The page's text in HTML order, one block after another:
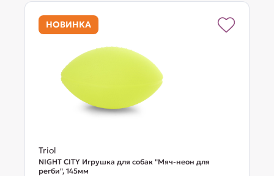
НОВИНКА
Triol
NIGHT CITY Игрушка для собак "Мяч-неон для
регби", 145мм